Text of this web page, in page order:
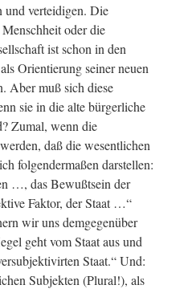
verteidigen. Die
oder die
ist schon in den
Orientierung seiner neuen
Aber muß sich diese
sie in die alte bürgerliche
Zumal, wenn die
daß die wesentlichen
folgendermaßen darstellen:
…, das Bewußtsein der
Faktor, der Staat …“
wir uns demgegenüber
geht vom Staat aus und
Staat.“ Und:
Subjekten (Plural!), als